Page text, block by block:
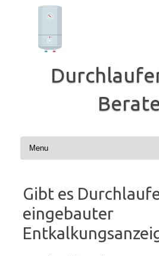
Gibt es
eingebauter